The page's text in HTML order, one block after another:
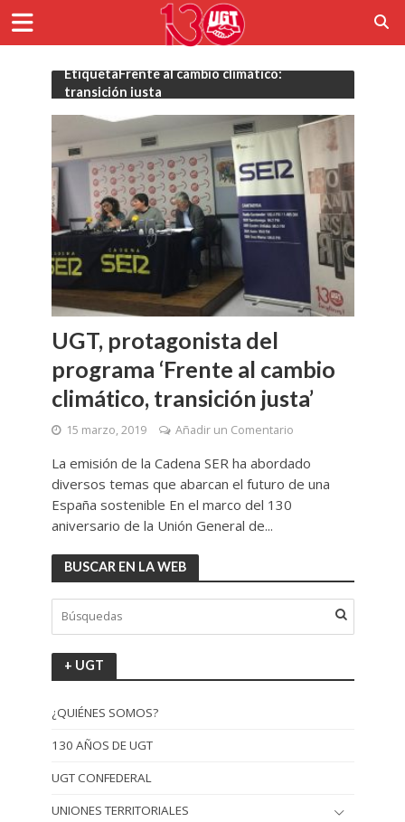
EtiquetaFrente al cambio climático:
transición justa
UGT, protagonista del
programa ‘Frente al cambio
climático, transición justa’
15 marzo, 2019 Añadir un Comentario
La emisión de la Cadena SER ha abordado
diversos temas que abarcan el futuro de una
España sostenible En el marco del 130
aniversario de la Unión General de...
BUSCAR EN LA WEB
+ UGT
¿QUIÉNES SOMOS?
130 AÑOS DE UGT
UGT CONFEDERAL
UNIONES TERRITORIALES